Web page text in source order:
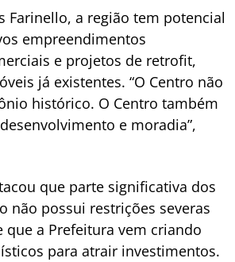
Farinello, a região tem potencial
empreendimentos
e projetos de retrofit,
já existentes. “O Centro não
histórico. O Centro também
e moradia”,
que parte significativa dos
não possui restrições severas
que a Prefeitura vem criando
para atrair investimentos.